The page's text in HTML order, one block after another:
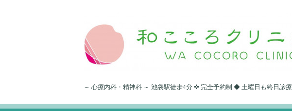
～ 心療内科・精神科 ～ 池袋駅徒歩4分 ✜ 完全予約制 ◆ 土曜日も終日診療